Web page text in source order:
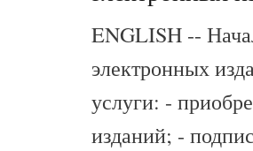
ENGLISH --
электронных
услуги: -
изданий; -